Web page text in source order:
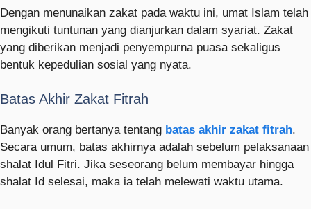
Dengan menunaikan zakat pada waktu ini, umat Islam telah
mengikuti tuntunan yang dianjurkan dalam syariat. Zakat
yang diberikan menjadi penyempurna puasa sekaligus
bentuk kepedulian sosial yang nyata.
Batas Akhir Zakat Fitrah
Banyak orang bertanya tentang batas akhir zakat fitrah.
Secara umum, batas akhirnya adalah sebelum pelaksanaan
shalat Idul Fitri. Jika seseorang belum membayar hingga
shalat Id selesai, maka ia telah melewati waktu utama.